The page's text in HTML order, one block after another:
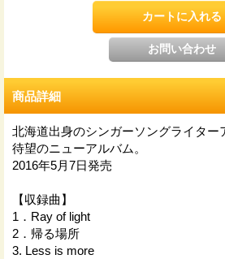
商品詳細
北海道出身のシンガーソングライター
待望のニューアルバム。
2016年5月7日発売
【収録曲】
1．Ray of light
2．帰る場所
3. Less is more